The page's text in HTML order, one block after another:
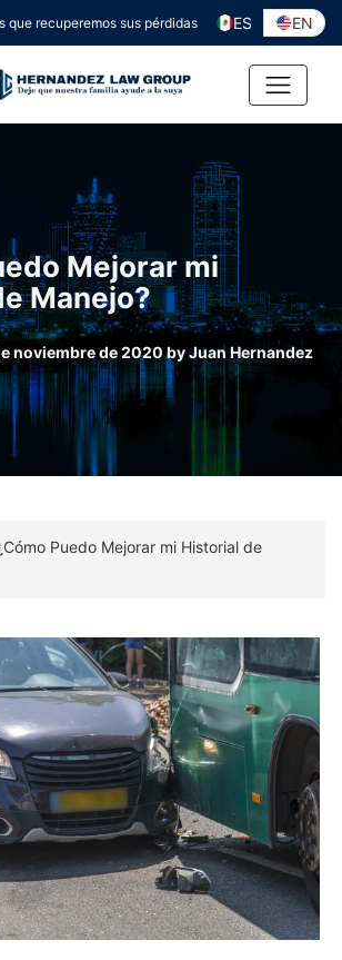
que recuperemos sus pérdidas ES EN
Mejorar mi
Manejo?
noviembre de 2020byJuan Hernandez
Puedo Mejorar mi Historial de